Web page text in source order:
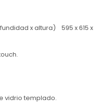
x altura) 595 x 615 x
vidrio templado.